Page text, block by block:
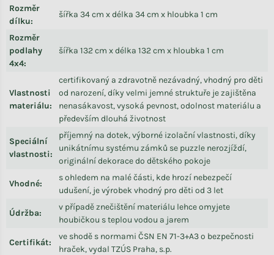
Rozměr
dílku:
šířka 34 cm x délka 34 cm x hloubka 1 cm
Rozměr
podlahy
4x4:
šířka 132 cm x délka 132 cm x hloubka 1 cm
Vlastnosti
materiálu:
certifikovaný a zdravotně nezávadný, vhodný pro děti
od narození, díky velmi jemné struktuře je zajištěna
nenasákavost, vysoká pevnost, odolnost materiálu a
především dlouhá životnost
Speciální
vlastnosti:
příjemný na dotek, výborné izolační vlastnosti, díky
unikátnímu systému zámků se puzzle nerozjíždí,
originální dekorace do dětského pokoje
Vhodné:
s ohledem na malé části, kde hrozí nebezpečí
udušení, je výrobek vhodný pro děti od 3 let
Údržba:
v případě znečištění materiálu lehce omyjete
houbičkou s teplou vodou a jarem
Certifikát:
ve shodě s normami ČSN EN 71-3+A3 o bezpečnosti
hraček, vydal TZÚS Praha, s.p.